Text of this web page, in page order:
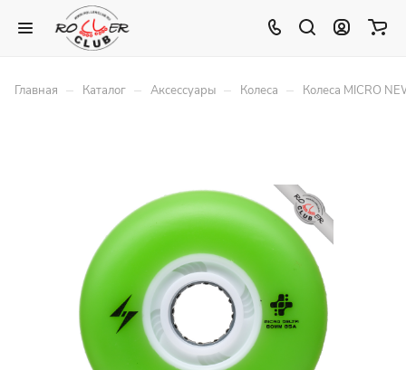
Главная – Каталог – Аксессуары – Колеса – Колеса MICRO